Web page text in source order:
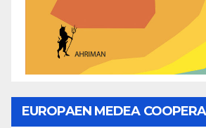
EUROPAEN MEDEA